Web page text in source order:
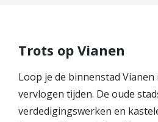
Trots op Vianen
Loop je de binnenstad Vianen
vervlogen tijden. De oude
verdedigingswerken en